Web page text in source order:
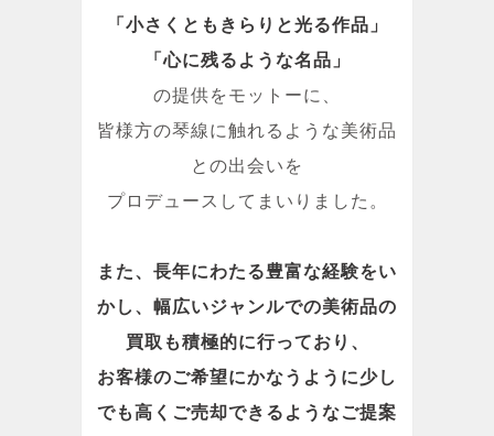
「小さくともきらりと光る作品」
「心に残るような名品」
の提供をモットーに、
皆様方の琴線に触れるような美術品
との出会いを
プロデュースしてまいりました。
また、長年にわたる豊富な経験をい
かし、幅広いジャンルでの美術品の
買取も積極的に行っており、
お客様のご希望にかなうように少し
でも高くご売却できるようなご提案